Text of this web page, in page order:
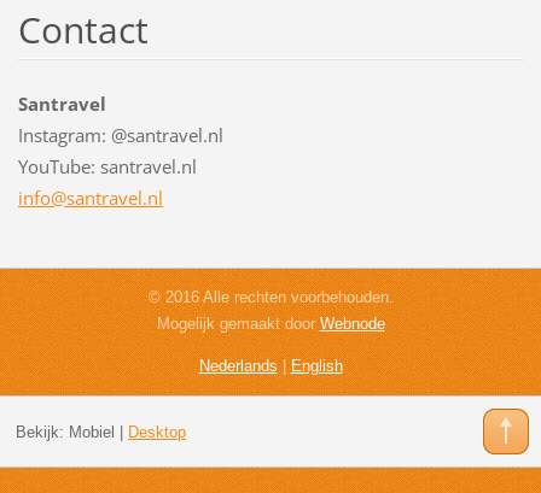
Contact
Santravel
Instagram: @santravel.nl
YouTube: santravel.nl
info@santravel.nl
© 2016 Alle rechten voorbehouden.
Mogelijk gemaakt doorWebnode
Nederlands|English
Bekijk: Mobiel Desktop